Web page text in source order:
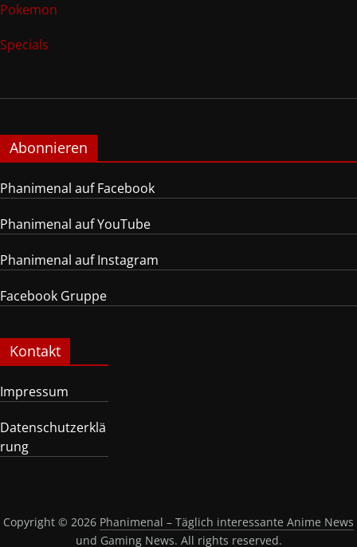
Pokemon
Specials
Abonnieren
Phanimenal auf Facebook
Phanimenal auf YouTube
Phanimenal auf Instagram
Facebook Gruppe
Kontakt
Impressum
Datenschutzerklä
rung
Copyright © 2026 Phanimenal – Täglich interessante Anime News
und Gaming News. All rights reserved.